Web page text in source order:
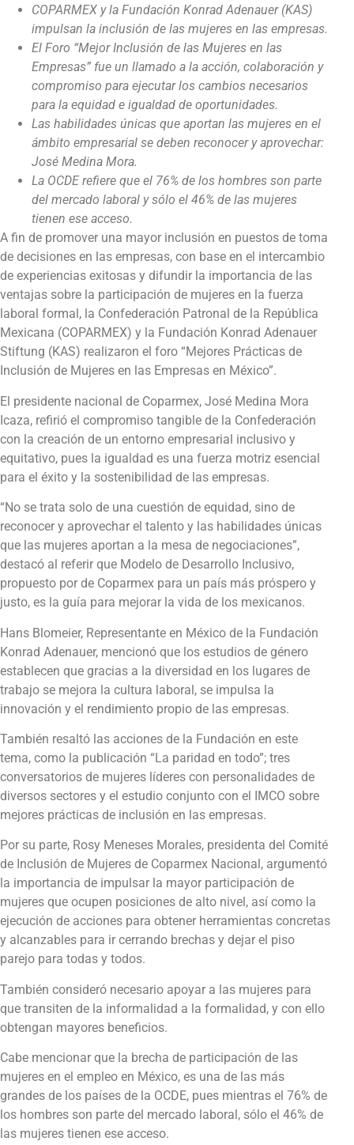
COPARMEX y la Fundación Konrad Adenauer (KAS)
impulsan la inclusión de las mujeres en las empresas.
El Foro “Mejor Inclusión de las Mujeres en las
Empresas” fue un llamado a la acción, colaboración y
compromiso para ejecutar los cambios necesarios
para la equidad e igualdad de oportunidades.
Las habilidades únicas que aportan las mujeres en el
ámbito empresarial se deben reconocer y aprovechar:
José Medina Mora.
La OCDE refiere que el 76% de los hombres son parte
del mercado laboral y sólo el 46% de las mujeres
tienen ese acceso.
A fin de promover una mayor inclusión en puestos de toma
de decisiones en las empresas, con base en el intercambio
de experiencias exitosas y difundir la importancia de las
ventajas sobre la participación de mujeres en la fuerza
laboral formal, la Confederación Patronal de la República
Mexicana (COPARMEX) y la Fundación Konrad Adenauer
Stiftung (KAS) realizaron el foro “Mejores Prácticas de
Inclusión de Mujeres en las Empresas en México”.
El presidente nacional de Coparmex, José Medina Mora
Icaza, refirió el compromiso tangible de la Confederación
con la creación de un entorno empresarial inclusivo y
equitativo, pues la igualdad es una fuerza motriz esencial
para el éxito y la sostenibilidad de las empresas.
“No se trata solo de una cuestión de equidad, sino de
reconocer y aprovechar el talento y las habilidades únicas
que las mujeres aportan a la mesa de negociaciones”,
destacó al referir que Modelo de Desarrollo Inclusivo,
propuesto por de Coparmex para un país más próspero y
justo, es la guía para mejorar la vida de los mexicanos.
Hans Blomeier, Representante en México de la Fundación
Konrad Adenauer, mencionó que los estudios de género
establecen que gracias a la diversidad en los lugares de
trabajo se mejora la cultura laboral, se impulsa la
innovación y el rendimiento propio de las empresas.
También resaltó las acciones de la Fundación en este
tema, como la publicación “La paridad en todo”; tres
conversatorios de mujeres líderes con personalidades de
diversos sectores y el estudio conjunto con el IMCO sobre
mejores prácticas de inclusión en las empresas.
Por su parte, Rosy Meneses Morales, presidenta del Comité
de Inclusión de Mujeres de Coparmex Nacional, argumentó
la importancia de impulsar la mayor participación de
mujeres que ocupen posiciones de alto nivel, así como la
ejecución de acciones para obtener herramientas concretas
y alcanzables para ir cerrando brechas y dejar el piso
parejo para todas y todos.
También consideró necesario apoyar a las mujeres para
que transiten de la informalidad a la formalidad, y con ello
obtengan mayores beneficios.
Cabe mencionar que la brecha de participación de las
mujeres en el empleo en México, es una de las más
grandes de los países de la OCDE, pues mientras el 76% de
los hombres son parte del mercado laboral, sólo el 46% de
las mujeres tienen ese acceso.